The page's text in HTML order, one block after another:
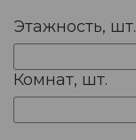
Этажность, шт.
Комнат, шт.